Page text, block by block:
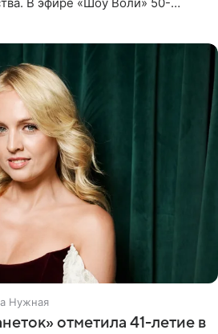
В эфире «Шоу Воли» 50-
Нужная
отметила 41-летие в